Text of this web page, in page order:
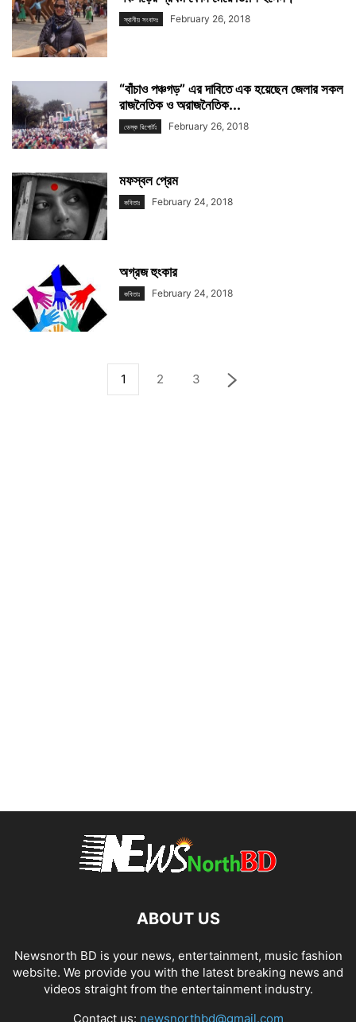
স্থানীয় সংবাদঃ February 26, 2018
“বাঁচাও পঞ্চগড়” এর দাবিতে এক হয়েছেন জেলার সকল
রাজনৈতিক ও অরাজনৈতিক...
ডেস্ক রিপোর্টঃ February 26, 2018
মফস্বল প্রেম
কবিতাঃ February 24, 2018
অগ্রজ হুংকার
কবিতাঃ February 24, 2018
1 2 3
ABOUT US
Newsnorth BD is your news, entertainment, music fashion
website. We provide you with the latest breaking news and
videos straight from the entertainment industry.
Contact us: newsnorthbd@gmail.com